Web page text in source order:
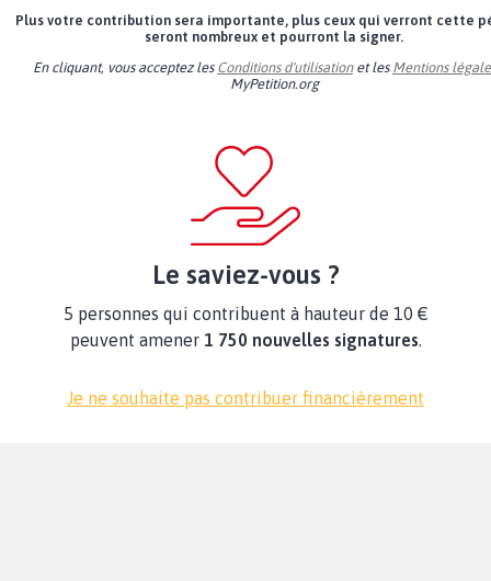
Plus votre contribution sera importante, plus ceux qui verront cette
seront nombreux et pourront la signer.
En cliquant, vous acceptez les Conditions d'utilisationet les Mentions
MyPetition.org
Le saviez-vous ?
5 personnes qui contribuent à hauteur de 10 €
peuvent amener 1 750 nouvelles signatures.
Je ne souhaite pas contribuer financièrement